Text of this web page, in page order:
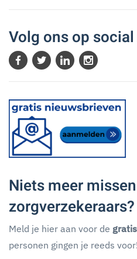
Volg ons op
Niets meer
zorgverzekeraars?
Meld je hier aan voor de gratis
personen gingen je reeds voor!